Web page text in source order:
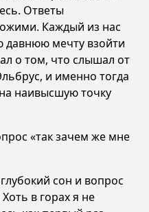
Ответы
Каждый из нас
давнюю мечту взойти
о том, что слышал от
и именно тогда
наивысшую точку
«так зачем же мне
сон и вопрос
в горах я не